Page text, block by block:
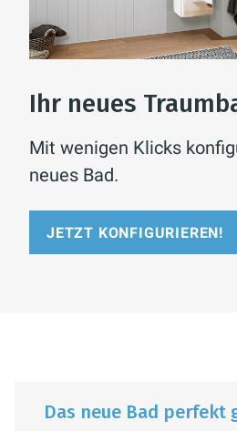
Ihr neues
Mit wenigen Klicks
neues Bad.
JETZT KONFIGURIEREN!
Das neue Bad perfekt